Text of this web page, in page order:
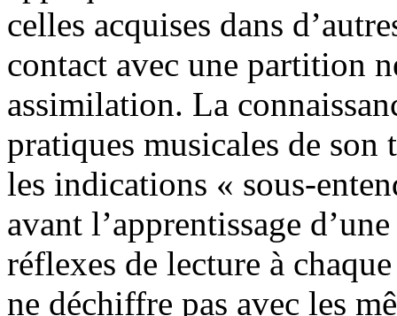
celles acquises dans
contact avec une partition
assimilation. La
pratiques musicales de son
les indications « sous-
avant l’apprentissage
réflexes de lecture à
ne déchiffre pas avec les